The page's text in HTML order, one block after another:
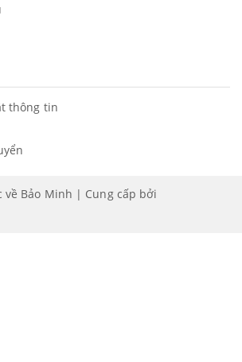
thông tin
Bảo Minh | Cung cấp bởi